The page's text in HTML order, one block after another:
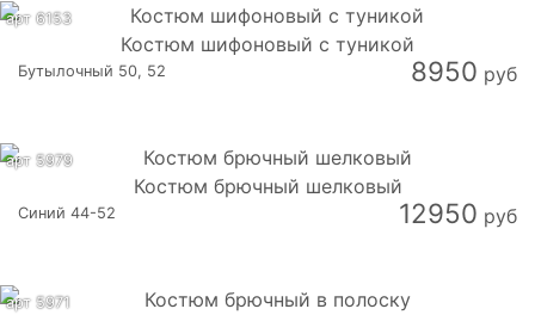
арт 6153
Костюм шифоновый с туникой
Бутылочный 50, 52 8950 руб
арт 5979
Костюм брючный шелковый
Синий 44-52 12950 руб
арт 5971